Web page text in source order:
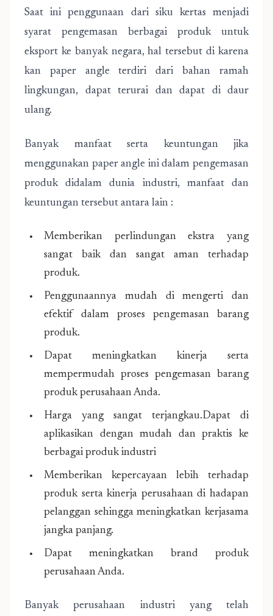
Saat ini penggunaan dari siku kertas menjadi
syarat pengemasan berbagai produk untuk
eksport ke banyak negara, hal tersebut di karena
kan paper angle terdiri dari bahan ramah
lingkungan, dapat terurai dan dapat di daur
ulang.
Banyak manfaat serta keuntungan jika
menggunakan paper angle ini dalam pengemasan
produk didalam dunia industri, manfaat dan
keuntungan tersebut antara lain :
Memberikan perlindungan ekstra yang
sangat baik dan sangat aman terhadap
produk.
Penggunaannya mudah di mengerti dan
efektif dalam proses pengemasan barang
produk.
Dapat meningkatkan kinerja serta
mempermudah proses pengemasan barang
produk perusahaan Anda.
Harga yang sangat terjangkau.Dapat di
aplikasikan dengan mudah dan praktis ke
berbagai produk industri
Memberikan kepercayaan lebih terhadap
produk serta kinerja perusahaan di hadapan
pelanggan sehingga meningkatkan kerjasama
jangka panjang.
Dapat meningkatkan brand produk
perusahaan Anda.
Banyak perusahaan industri yang telah